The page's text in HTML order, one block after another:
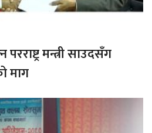
मन्त्री साउदसँग
माग